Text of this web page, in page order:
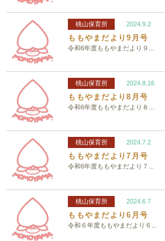
桃山保育所 2024.9.2
ももやまだより9月号
令和6年度ももやまだより９...
桃山保育所 2024.8.16
ももやまだより8月号
令和6年度ももやまだより８...
桃山保育所 2024.7.2
ももやまだより7月号
令和6年度ももやまだより７...
桃山保育所 2024.6.7
ももやまだより6月号
令和６年度ももやまだより６...